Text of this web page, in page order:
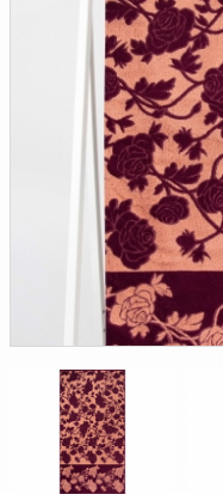
Оплата и доставка
Как оформить заказ
Вакансии
Как нас найти
Написать нам
Доверенность на
получение груза
Документы по работе с
персональными данными
Письмо руководителю
Вопросы и ответы
Новости | Статьи